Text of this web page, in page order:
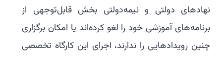
نهادهای دولتی و نیمه‌دولتی بخش قابل‌توجهی از
برنامه‌های آموزشی خود را لغو کرده‌اند یا امکان برگزاری
چنین رویدادهایی را ندارند، اجرای این کارگاه تخصصی